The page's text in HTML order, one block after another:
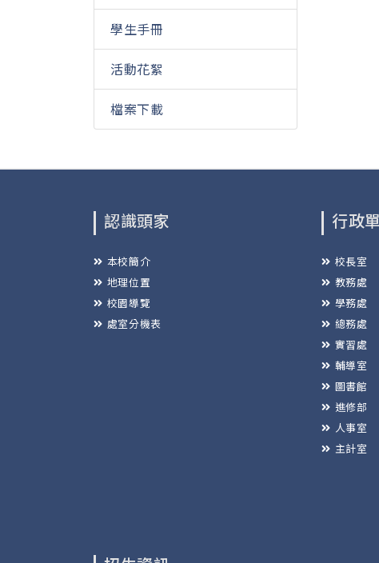
學生手冊
活動花絮
檔案下載
認識頭家
本校簡介
地理位置
校園導覽
處室分機表
行政
校長室
教務處
學務處
總務處
實習處
輔導室
圖書館
進修部
人事室
主計室